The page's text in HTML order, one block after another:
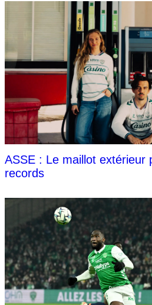
ASSE : Le maillot extérieur
records